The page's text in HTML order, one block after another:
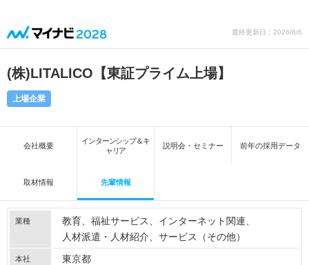
最終更新日：2026/8/6
(株)LITALICO【東証プライム上場】
上場企業
会社概要
インターンシップ＆キ
ャリア
説明会・セミナー 前年の採用データ
取材情報 先輩情報
業種 教育 福祉サービス
インターネット関連
人材派遣・人材紹介
サービス（その他）
本社 東京都